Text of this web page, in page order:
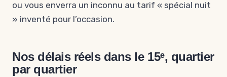
ou vous enverra un inconnu au tarif « spécial nuit
» inventé pour l’occasion.
Nos délais réels dans le 15ᵉ, quartier
par quartier